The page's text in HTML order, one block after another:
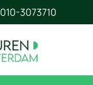
010-3073710